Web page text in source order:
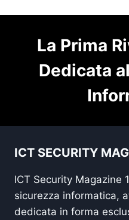
La Prima
Dedicata
ICT SECURITY
ICT Security Magazine
sicurezza informatica,
dedicata in forma